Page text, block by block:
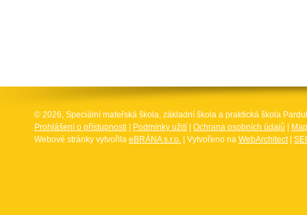
© 2026, Speciální mateřská škola, základní škola a praktická škola
Prohlášení o přístupnosti
Podmínky užití Ochrana osobních údajů
Webové stránky vytvořila eBRÁNA s.r.o. | Vytvořeno na WebArchitect|